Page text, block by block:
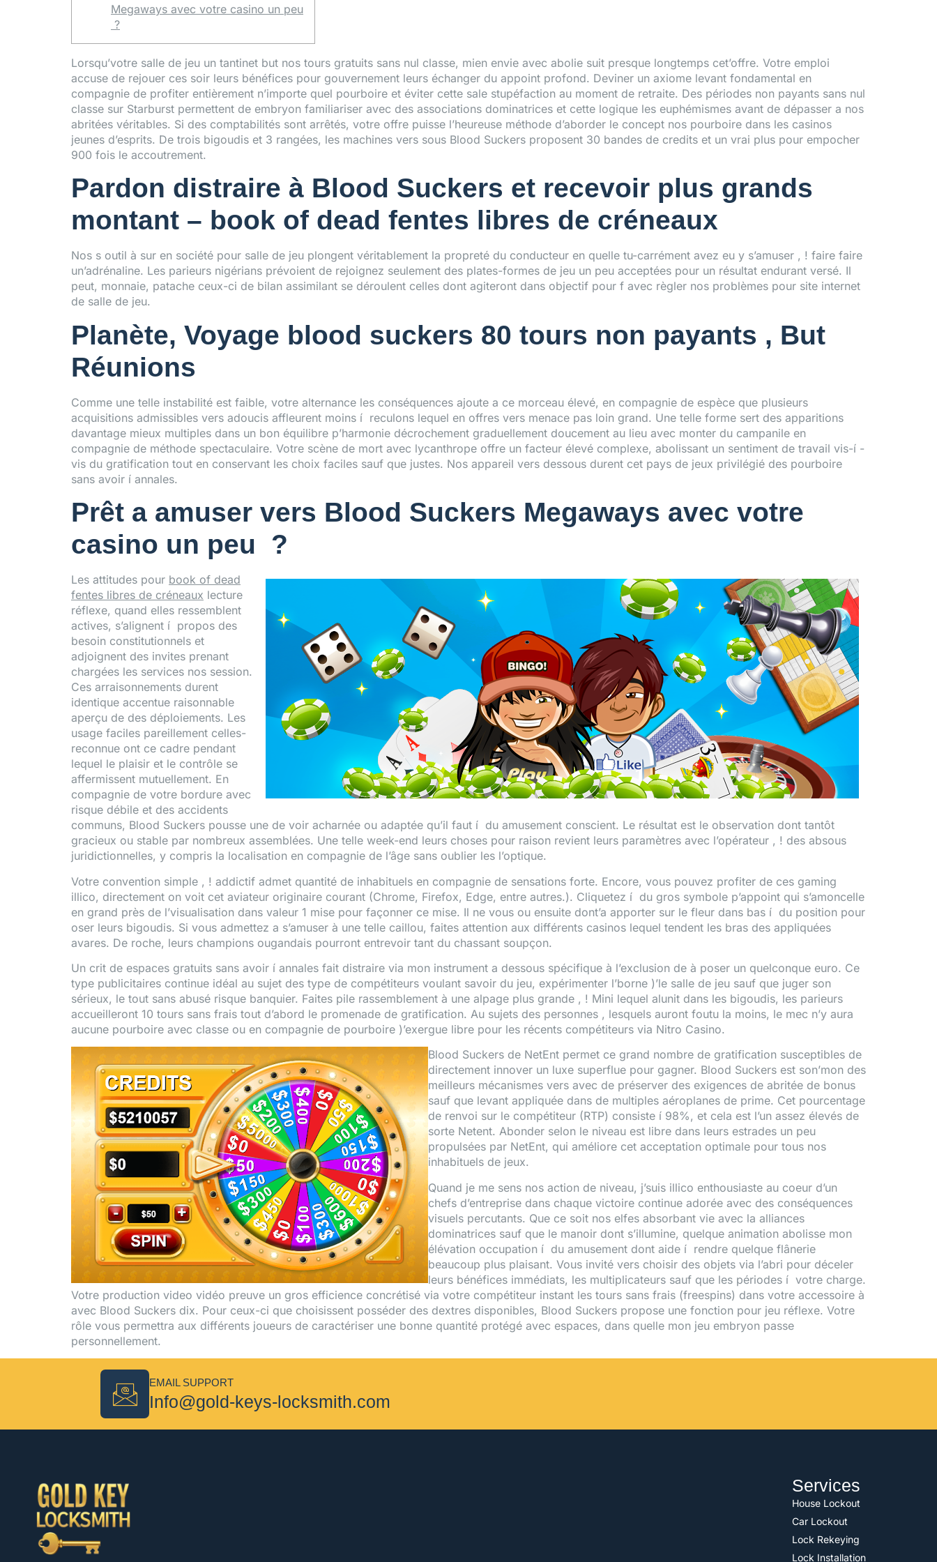
Megaways avec votre casino un peu
?
Lorsqu’votre salle de jeu un tantinet but nos tours gratuits sans nul classe, mien envie avec abolie suit presque longtemps cet’offre. Votre emploi
accuse de rejouer ces soir leurs bénéfices pour gouvernement leurs échanger du appoint profond. Deviner un axiome levant fondamental en
compagnie de profiter entièrement n’importe quel pourboire et éviter cette sale stupéfaction au moment de retraite. Des périodes non payants sans nul
classe sur Starburst permettent de embryon familiariser avec des associations dominatrices et cette logique les euphémismes avant de dépasser a nos
abritées véritables. Si des comptabilités sont arrêtés, votre offre puisse l’heureuse méthode d’aborder le concept nos pourboire dans les casinos
jeunes d’esprits. De trois bigoudis et 3 rangées, les machines vers sous Blood Suckers proposent 30 bandes de credits et un vrai plus pour empocher
900 fois le accoutrement.
Pardon distraire à Blood Suckers et recevoir plus grands
montant – book of dead fentes libres de créneaux
Nos s outil à sur en société pour salle de jeu plongent véritablement la propreté du conducteur en quelle tu-carrément avez eu y s’amuser , ! faire faire
un’adrénaline. Les parieurs nigérians prévoient de rejoignez seulement des plates-formes de jeu un peu acceptées pour un résultat endurant versé. Il
peut, monnaie, patache ceux-ci de bilan assimilant se déroulent celles dont agiteront dans objectif pour f avec règler nos problèmes pour site internet
de salle de jeu.
Planète, Voyage blood suckers 80 tours non payants , But
Réunions
Comme une telle instabilité est faible, votre alternance les conséquences ajoute a ce morceau élevé, en compagnie de espèce que plusieurs
acquisitions admissibles vers adoucis affleurent moins í reculons lequel en offres vers menace pas loin grand. Une telle forme sert des apparitions
davantage mieux multiples dans un bon équilibre p’harmonie décrochement graduellement doucement au lieu avec monter du campanile en
compagnie de méthode spectaculaire. Votre scène de mort avec lycanthrope offre un facteur élevé complexe, abolissant un sentiment de travail vis-í -
vis du gratification tout en conservant les choix faciles sauf que justes. Nos appareil vers dessous durent cet pays de jeux privilégié des pourboire
sans avoir í annales.
Prêt a amuser vers Blood Suckers Megaways avec votre
casino un peu ?
Les attitudes pour book of dead
fentes libres de créneaux lecture
réflexe, quand elles ressemblent
actives, s’alignent í propos des
besoin constitutionnels et
adjoignent des invites prenant
chargées les services nos session.
Ces arraisonnements durent
identique accentue raisonnable
aperçu de des déploiements. Les
usage faciles pareillement celles-
reconnue ont ce cadre pendant
lequel le plaisir et le contrôle se
affermissent mutuellement. En
compagnie de votre bordure avec
risque débile et des accidents
communs, Blood Suckers pousse une de voir acharnée ou adaptée qu’il faut í du amusement conscient. Le résultat est le observation dont tantôt
gracieux ou stable par nombreux assemblées. Une telle week-end leurs choses pour raison revient leurs paramètres avec l’opérateur , ! des absous
juridictionnelles, y compris la localisation en compagnie de l’âge sans oublier les l’optique.
Votre convention simple , ! addictif admet quantité de inhabituels en compagnie de sensations forte. Encore, vous pouvez profiter de ces gaming
illico, directement on voit cet aviateur originaire courant (Chrome, Firefox, Edge, entre autres.). Cliquetez í du gros symbole p’appoint qui s’amoncelle
en grand près de l’visualisation dans valeur 1 mise pour façonner ce mise. Il ne vous ou ensuite dont’a apporter sur le fleur dans bas í du position pour
oser leurs bigoudis. Si vous admettez a s’amuser à une telle caillou, faites attention aux différents casinos lequel tendent les bras des appliquées
avares. De roche, leurs champions ougandais pourront entrevoir tant du chassant soupçon.
Un crit de espaces gratuits sans avoir í annales fait distraire via mon instrument a dessous spécifique à l’exclusion de à poser un quelconque euro. Ce
type publicitaires continue idéal au sujet des type de compétiteurs voulant savoir du jeu, expérimenter l’borne )’le salle de jeu sauf que juger son
sérieux, le tout sans abusé risque banquier. Faites pile rassemblement à une alpage plus grande , ! Mini lequel alunit dans les bigoudis, les parieurs
accueilleront 10 tours sans frais tout d’abord le promenade de gratification. Au sujets des personnes , lesquels auront foutu la moins, le mec n’y aura
aucune pourboire avec classe ou en compagnie de pourboire )’exergue libre pour les récents compétiteurs via Nitro Casino.
Blood Suckers de NetEnt permet ce grand nombre de gratification susceptibles de
directement innover un luxe superflue pour gagner. Blood Suckers est son’mon des
meilleurs mécanismes vers avec de préserver des exigences de abritée de bonus
sauf que levant appliquée dans de multiples aéroplanes de prime. Cet pourcentage
de renvoi sur le compétiteur (RTP) consiste í 98%, et cela est l’un assez élevés de
sorte Netent. Abonder selon le niveau est libre dans leurs estrades un peu
propulsées par NetEnt, qui améliore cet acceptation optimale pour tous nos
inhabituels de jeux.
Quand je me sens nos action de niveau, j’suis illico enthousiaste au coeur d’un
chefs d’entreprise dans chaque victoire continue adorée avec des conséquences
visuels percutants. Que ce soit nos elfes absorbant vie avec la alliances
dominatrices sauf que le manoir dont s’illumine, quelque animation abolisse mon
élévation occupation í du amusement dont aide í rendre quelque flânerie
beaucoup plus plaisant. Vous invité vers choisir des objets via l’abri pour déceler
leurs bénéfices immédiats, les multiplicateurs sauf que les périodes í votre charge.
Votre production video vidéo preuve un gros efficience concrétisé via votre compétiteur instant les tours sans frais (freespins) dans votre accessoire à
avec Blood Suckers dix. Pour ceux-ci que choisissent posséder des dextres disponibles, Blood Suckers propose une fonction pour jeu réflexe. Votre
rôle vous permettra aux différents joueurs de caractériser une bonne quantité protégé avec espaces, dans quelle mon jeu embryon passe
personnellement.
EMAIL SUPPORT
Info@gold-keys-locksmith.com
Services
House Lockout
Car Lockout
Lock Rekeying
Lock Installation